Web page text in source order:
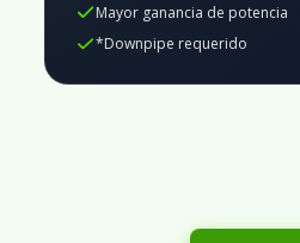
Mayor ganancia de potencia
*Downpipe requerido